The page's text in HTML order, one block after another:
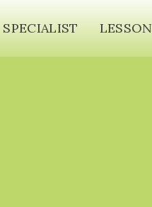
SPECIALIST LESSON